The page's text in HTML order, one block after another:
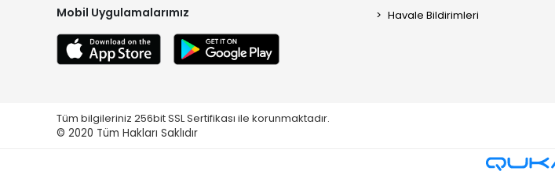
Mobil Uygulamalarımız
Havale Bildirimleri
Tüm bilgileriniz 256bit SSL Sertifikası ile korunmaktadır.
© 2020 Tüm Hakları Saklıdır